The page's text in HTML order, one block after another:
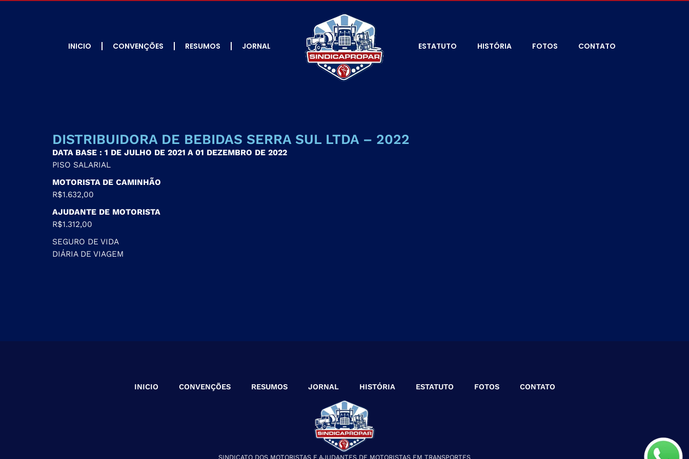
INICIO CONVENÇÕES RESUMOS JORNAL ESTATUTO HISTÓRIA FOTOS CONTATO
DISTRIBUIDORA DE BEBIDAS SERRA SUL LTDA – 2022
DATA BASE : 1 DE JULHO DE 2021 A 01 DEZEMBRO DE 2022
PISO SALARIAL
MOTORISTA DE CAMINHÃO
R$1.632,00
AJUDANTE DE MOTORISTA
R$1.312,00
SEGURO DE VIDA
DIÁRIA DE VIAGEM
INICIO CONVENÇÕES RESUMOS JORNAL HISTÓRIA ESTATUTO FOTOS CONTATO
SINDICATO DOS MOTORISTAS E AJUDANTES DE MOTORISTAS EM TRANSPORTES